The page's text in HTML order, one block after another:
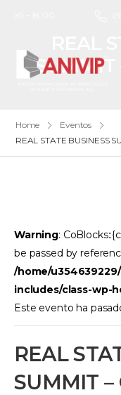
SUMMIT
Home
Eventos
REAL STATE BUSINESS
Warning:
be passed by
/home/
includes/class-wp-
Este evento ha
REAL
SUMMIT